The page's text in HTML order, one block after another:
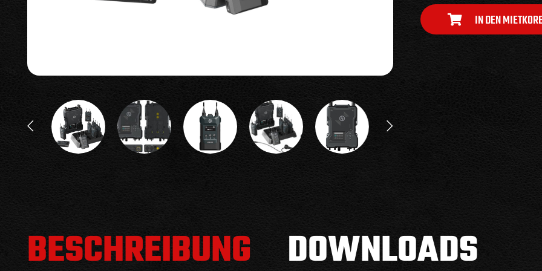
IN DEN
BESCHREIBUNG DOWNLOADS